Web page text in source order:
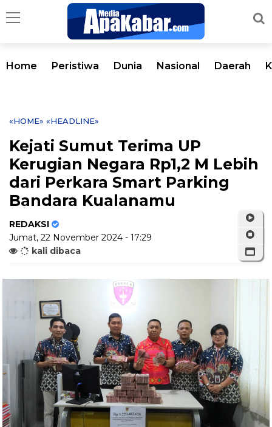
Home Peristiwa Dunia Nasional Daerah
«HOME» «HEADLINE»
Kejati Sumut Terima UP
Kerugian Negara Rp1,2 M Lebih
dari Perkara Smart Parking
Bandara Kualanamu
REDAKSI
Jumat, 22 November 2024 - 17:29
kali dibaca